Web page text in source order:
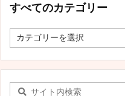
すべてのカテゴリー
べ
の